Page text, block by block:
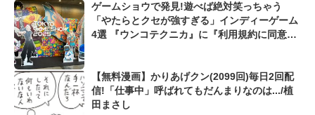
ゲームショウで発見!遊べば絶対笑っちゃう
「やたらとクセが強すぎる」インディーゲーム
4選 『ウンコテクニカ』に『利用規約に同意し
【無料漫画】かりあげクン(2099回)毎日2回配
信!「仕事中」呼ばれてもだんまりなのは.../植
田まさし